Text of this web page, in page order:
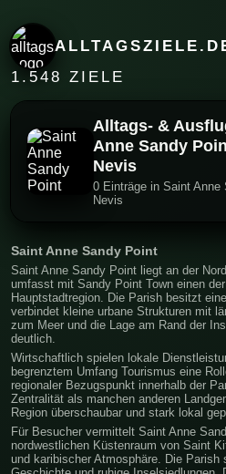
1.548 ZIELE
Alltags- &
Anne Sandy
Nevis
0 Einträge in Saint
Nevis
Saint Anne Sandy Point
Saint Anne Sandy Point liegt an der
umfasst mit Sandy Point Town einen
Hauptstadtregion. Die Parish besitzt
verbindet kleine urbane Strukturen mit
zum Meer und die Lage am Rand der
deutlich.
Wirtschaftlich spielen lokale
begrenztem Umfang Tourismus eine
regionaler Bezugspunkt innerhalb der
Zentralität als manchen anderen
Region überschaubar und stark lokal
Für Besucher vermittelt Saint Anne
nordwestlichen Küstenraum von Saint
und karibischer Atmosphäre. Die